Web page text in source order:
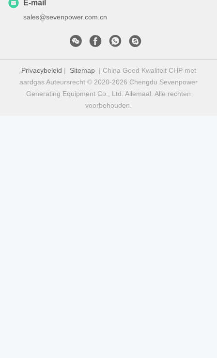
E-mail
sales@sevenpower.com.cn
Privacybeleid | Sitemap| China Goed Kwaliteit CHP met
aardgas Auteursrecht © 2020-2026 Chengdu Sevenpower
Generating Equipment Co., Ltd. Allemaal. Alle rechten
voorbehouden.